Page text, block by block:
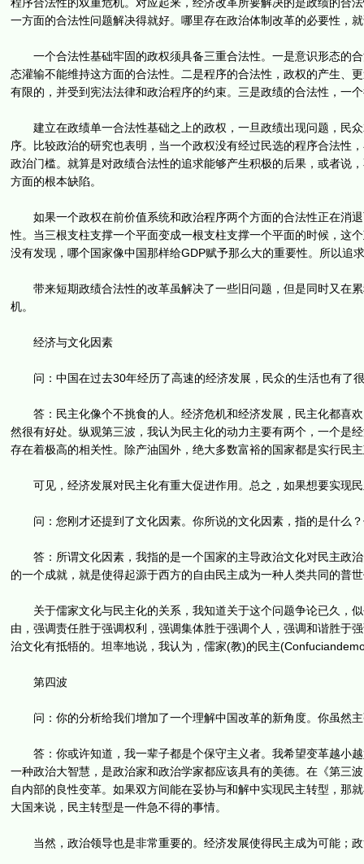
一方面的合法性问题解决得就好。哪里存在政治体制改革的必要性，
一个合法性基础牢固的政权须具备三重合法性。一是意识形态的
态灌输不能维持这方面的合法性。二是程序的合法性，政权的产生、
有限的，并受到宪法法律和政治程序的约束。三是政绩的合法性，一
建立在政绩单一合法性基础之上的政权，一旦政绩出现问题，民
序。比较政治的研究也表明，当一个政权没有经过民选的程序合法性
政治门槛。就算是对政绩合法性的追求能够产生积极的后果，或者说
方面的根本缺陷。
如果一个政权在前价值系统和政治程序两个方面的合法性正在消
性。当三根支柱支撑一个平面变成一根支柱支撑一个平面的时候，这
没有发现，哪个国家像中国那样给GDP赋予那么大的重要性。所以追
带来短期政绩合法性的改革虽解决了一些旧问题，但是同时又在
机。
经济与文化因素
问：中国在过去30年经历了高速的经济发展，民众的生活也有了
答：民主化像个不挑食的人。经济危机和经济发展，民主化都喜
然很有好处。纵观第三波，我认为民主化的动力主要有两个，一个是
存在着极高的相关性。除产油国外，绝大多数富裕的国家都是实行民
可见，经济发展对民主化有重大促进作用。总之，如果想要实现民
问：您刚才还提到了文化因素。你所说的文化因素，指的是什么？
答：所谓文化因素，我指的是一个国家的主导政治文化对民主政
的一个成就，就是使得起源于西方的自由民主成为一种人类共同的普
关于儒家文化与民主化的关系，我知道关于这个问题争论已久，
由，强调责任胜于强调权利，强调集体胜于强调个人，强调和谐胜于
治文化有抵牾的。坦率地说，我认为，儒家(教)的民主
第四波
问：你的分析给我们增加了一个理解中国改革的新角度。你虽然
答：你或许知道，我一辈子都是个保守主义者。我希望变革越小
一种政治大智慧，是政治家和政治学家都应该具有的美德。在《第三
自内部的良性变革。如果双方间能在妥协与和解中实现民主转型，那
大国来说，民主转型是一件急不得的事情。
当然，政治领导也是非常重要的。经济发展使得民主成为可能；政